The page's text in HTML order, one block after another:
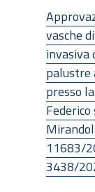
vasche
invasiva
palustre
presso
11683/
3438/